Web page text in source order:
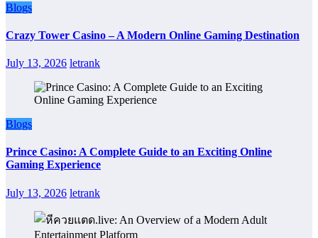
Blogs
Crazy Tower Casino – A Modern Online Gaming Destination
July 13, 2026 letrank
Blogs
Prince Casino: A Complete Guide to an Exciting Online
Gaming Experience
July 13, 2026 letrank